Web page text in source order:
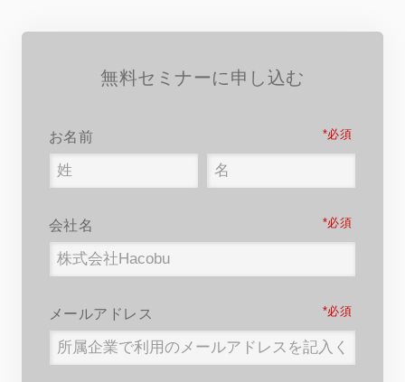
無料セミナーに申し込む
お名前 *
*
会社名
*
メールアドレス